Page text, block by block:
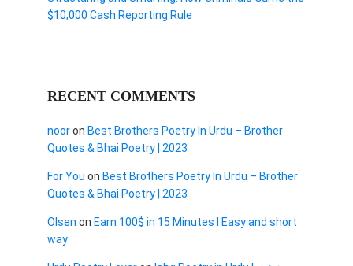
$10,000 Cash Reporting Rule
RECENT COMMENTS
nooron Best Brothers Poetry In Urdu – Brother
Quotes & Bhai Poetry | 2023
For You on Best Brothers Poetry In Urdu – Brother
Quotes & Bhai Poetry | 2023
Olsen on Earn 100$ in 15 Minutes I Easy and short
way